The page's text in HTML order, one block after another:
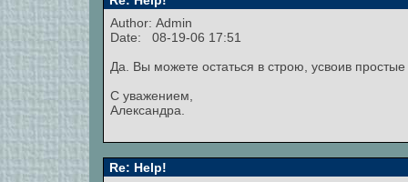
Author: Admin
Date: 08-19-06 17:51
Да. Вы можете остаться в строю, усвоив
С уважением,
Александра.
Re: Help!